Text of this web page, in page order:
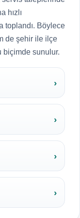
hızlı
toplandı. Böylece
de şehir ile ilçe
biçimde sunulur.